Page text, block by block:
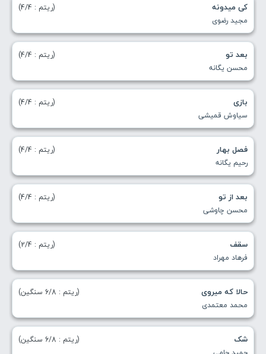
کی میدونه
مجید رضوی
(ریتم : 4/4)
بعد تو
محسن یگانه
(ریتم : 4/4)
بازی
سیاوش قمیشی
(ریتم : 4/4)
فصل بهار
رحیم یگانه
(ریتم : 4/4)
بعد از تو
محسن چاوشی
(ریتم : 4/4)
سقف
فرهاد مهراد
(ریتم : 2/4)
حالا که میروی
محمد معتمدی
(ریتم : 6/8 سنگین)
شک (ریتم : 6/8 سنگین)